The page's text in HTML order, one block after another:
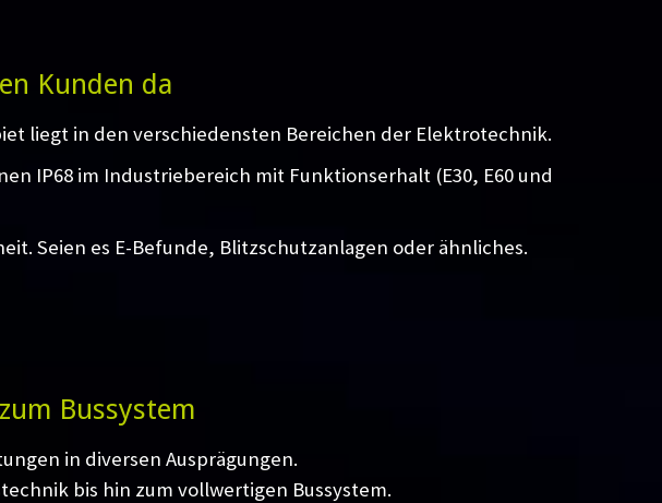
Kunden da
liegt in den verschiedensten Bereichen der Elektrotechnik.
IP68 im Industriebereich mit Funktionserhalt (E30, E60 und
Seien es E-Befunde, Blitzschutzanlagen oder ähnliches.
Bussystem
in diversen Ausprägungen.
bis hin zum vollwertigen Bussystem.